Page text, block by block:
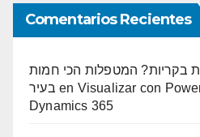
Comentarios Recientes
בקריות? המטפלות הכי חמות
בעיר en Visualizar con
Dynamics 365